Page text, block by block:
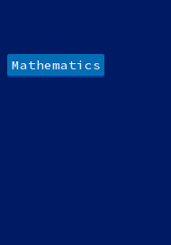
Mathematics